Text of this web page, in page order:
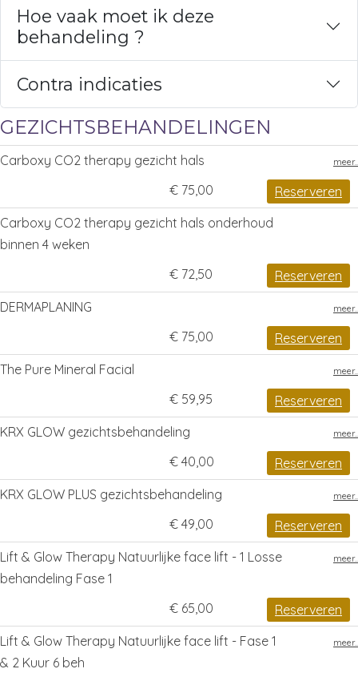
Hoe vaak moet ik deze
behandeling ?
Contra indicaties
GEZICHTSBEHANDELINGEN
Carboxy CO2 therapy gezicht hals
Reserveren
€ 75,00
meer..
Carboxy CO2 therapy gezicht hals onderhoud
binnen 4 weken
Reserveren
€ 72,50
DERMAPLANING
Reserveren
€ 75,00
meer..
The Pure Mineral Facial
Reserveren
€ 59,95
meer..
KRX GLOW gezichtsbehandeling
Reserveren
€ 40,00
meer..
KRX GLOW PLUS gezichtsbehandeling
Reserveren
€ 49,00
meer..
Lift & Glow Therapy Natuurlijke face lift - 1 Losse
behandeling Fase 1
Reserveren
€ 65,00
meer..
Lift & Glow Therapy Natuurlijke face lift - Fase 1
& 2 Kuur 6 beh
meer..